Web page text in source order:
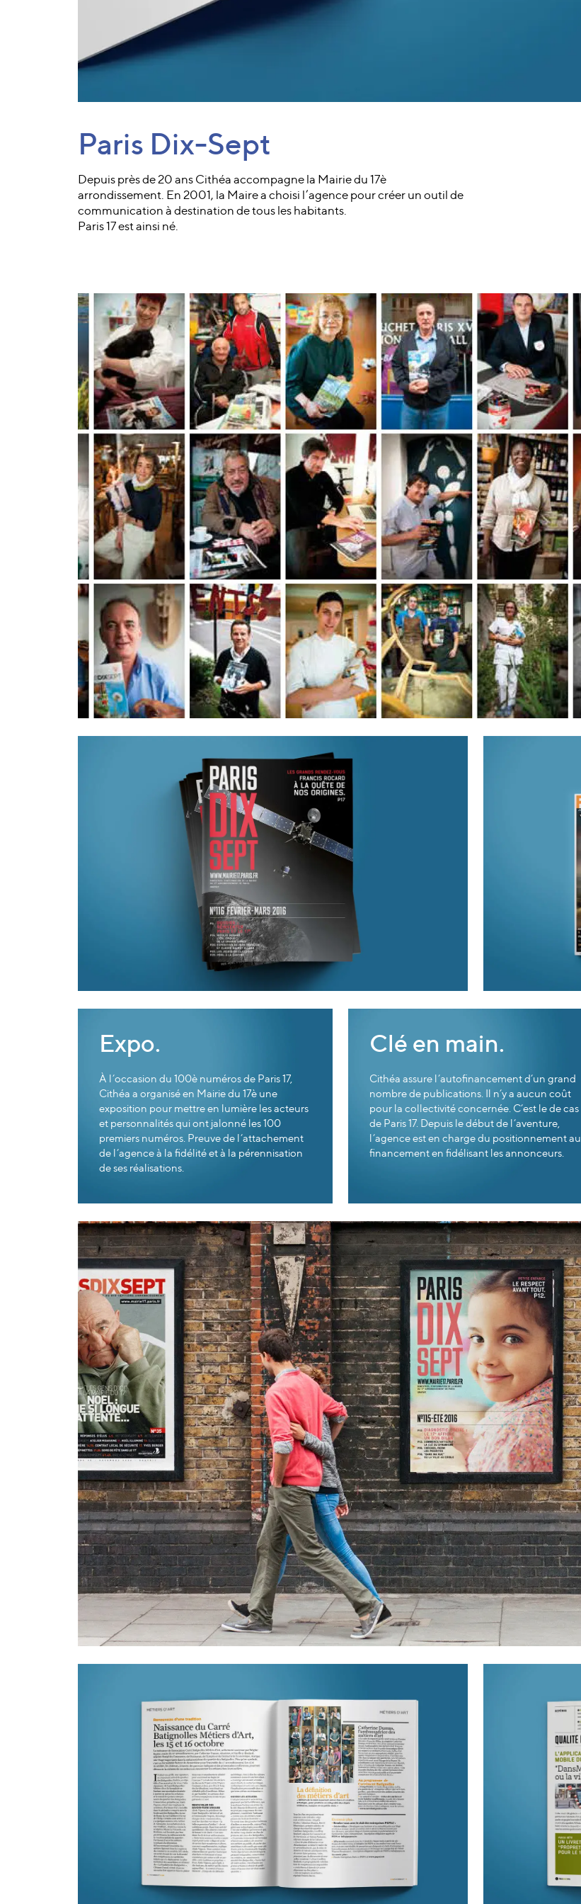
Paris Dix-Sept
Depuis près de 20 ans Cithéa accompagne la Mairie du 17è
arrondissement. En 2001, la Maire a choisi l’agence pour créer un outil de
communication à destination de tous les habitants.
Paris 17 est ainsi né.
Expo.
À l’occasion du 100è numéros de Paris 17,
Cithéa a organisé en Mairie du 17è une
exposition pour mettre en lumière les acteurs
et personnalités qui ont jalonné les 100
premiers numéros. Preuve de l’attachement
de l’agence à la fidélité et à la pérennisation
de ses réalisations.
Clé en main.
Cithéa assure l’autofinancement d’un grand
nombre de publications. Il n’y a aucun coût
pour la collectivité concernée. C’est le de cas
de Paris 17. Depuis le début de l’aventure,
l’agence est en charge du positionnement au
financement en fidélisant les annonceurs.